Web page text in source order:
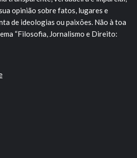
opinião sobre fatos, lugares e
de ideologias ou paixões. Não à toa
“Filosofia, Jornalismo e Direito: